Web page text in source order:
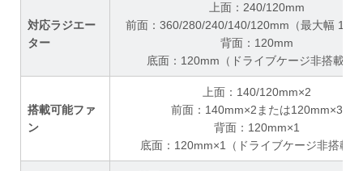
対応ラジエー
ター
上面：240/120mm
前面：360/280/240/140/120mm（最大幅
背面：120mm
底面：120mm（ドライブケージ非搭載時
搭載可能ファ
ン
上面：140/120mm×2
前面：140mm×2または120mm×3
背面：120mm×1
底面：120mm×1（ドライブケージ非搭載